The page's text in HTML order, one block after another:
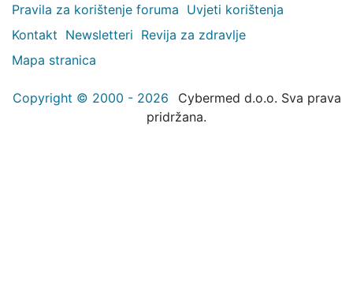
Pravila za korištenje foruma Uvjeti korištenja
Kontakt Newsletteri Revija za zdravlje
Mapa stranica
Copyright © 2000 - 2026
Cybermed d.o.o. Sva prava
pridržana.